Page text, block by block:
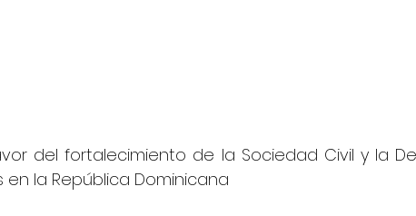
del fortalecimiento de la Sociedad Civil y la
en la República Dominicana